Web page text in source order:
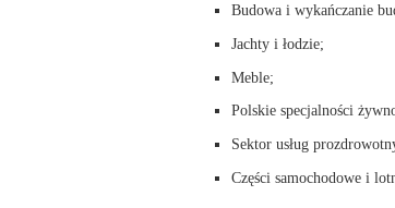
Budowa i wykańczanie
Jachty i łodzie;
Meble;
Polskie specjalności
Sektor usług
Części samochodowe i